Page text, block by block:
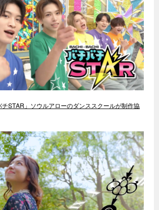
STAR」ソウルアローのダンススクールが制作協